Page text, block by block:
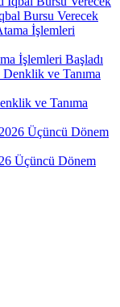
Bursu Verecek
İşlemleri Başladı
ve Tanıma
Üçüncü Dönem